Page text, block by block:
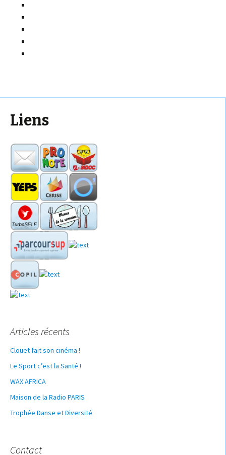
Liens
Articles récents
Clouet fait son cinéma !
Le Sport c’est la Santé !
WAX AFRICA
Maison de la Radio PARIS
Trophée Danse et Diversité
Contact